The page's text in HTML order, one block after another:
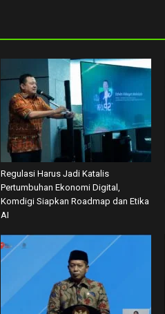
Regulasi Harus Jadi Katalis
Pertumbuhan Ekonomi Digital,
Komdigi Siapkan Roadmap dan Etika
AI